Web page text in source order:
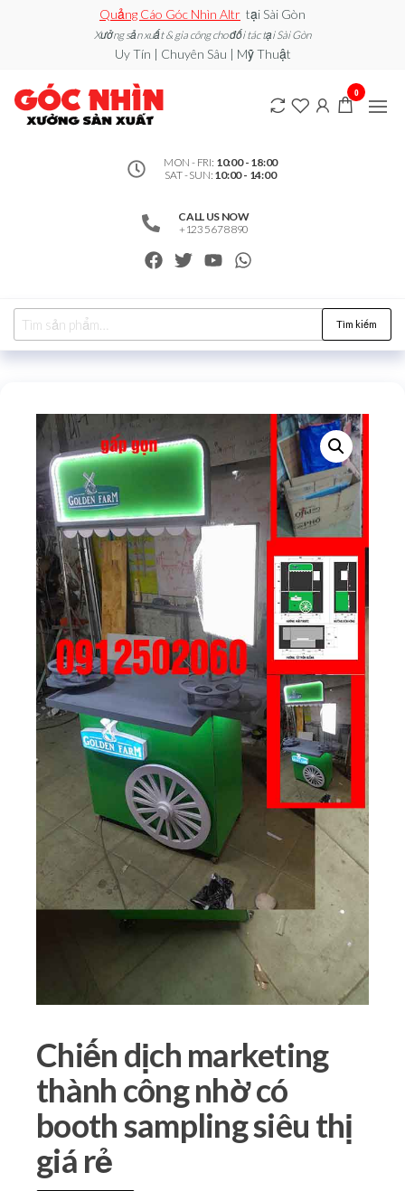
Quảng Cáo Góc Nhìn Altr tại Sài Gòn
Xưởng sản xuất & gia công cho đối tác tại Sài Gòn
Uy Tín | Chuyên Sâu | Mỹ Thuật
0912502060
– Xưởng
bán
hàng /
Xoay
may
MON - FRI: 10:00 - 18:00
SAT - SUN: 10:00 - 14:00
CALL US NOW
+123 5678 890
0
Tìm kiếm
Chiến dịch marketing
thành công nhờ có
booth sampling siêu thị
giá rẻ